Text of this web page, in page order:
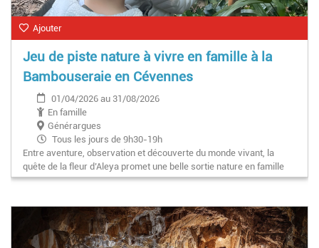
Ajouter
Jeu de piste nature à vivre en famille à la
Bambouseraie en Cévennes
01/04/2026 au 31/08/2026
En famille
Générargues
Tous les jours de 9h30-19h
Entre aventure, observation et découverte du monde vivant, la
quête de la fleur d’Aleya promet une belle sortie nature en famille